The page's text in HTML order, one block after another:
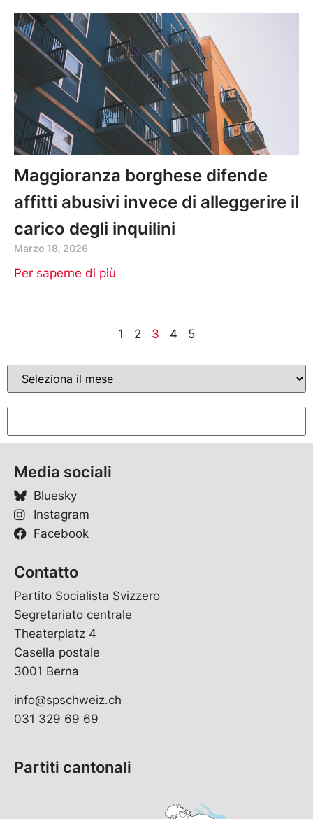
Maggioranza borghese difende
affitti abusivi invece di alleggerire il
carico degli inquilini
Marzo 18, 2026
Per saperne di più
1 2 3 4 5
Media sociali
Bluesky
Instagram
Facebook
Contatto
Partito Socialista Svizzero
Segretariato centrale
Theaterplatz 4
Casella postale
3001 Berna
info@spschweiz.ch
031 329 69 69
Partiti cantonali